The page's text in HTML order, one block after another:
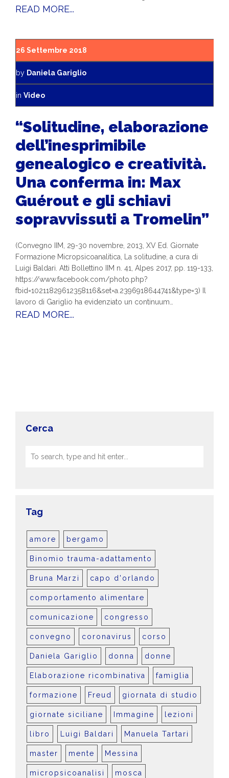
READ MORE...
26 Settembre 2018
by Daniela Gariglio
in Video
“Solitudine, elaborazione
dell’inesprimibile
genealogico e creatività.
Una conferma in: Max
Guérout e gli schiavi
sopravvissuti a Tromelin”
(Convegno IIM, 29-30 novembre, 2013, XV Ed. Giornate
Formazione Micropsicoanalitica, La solitudine, a cura di
Luigi Baldari. Atti Bollettino IIM n. 41, Alpes 2017, pp. 119-133,
https://www.facebook.com/photo.php?
fbid=10211829612358116&set=a.2396918644741&type=3) Il
lavoro di Gariglio ha evidenziato un continuum…
READ MORE...
Cerca
Tag
amore bergamo
Binomio trauma-adattamento
Bruna Marzi capo d'orlando
comportamento alimentare
comunicazione congresso
convegno coronavirus corso
Daniela Gariglio donna donne
Elaborazione ricombinativa famiglia
formazione Freud giornata di studio
giornate siciliane Immagine lezioni
libro Luigi Baldari Manuela Tartari
master mente Messina
micropsicoanalisi mosca